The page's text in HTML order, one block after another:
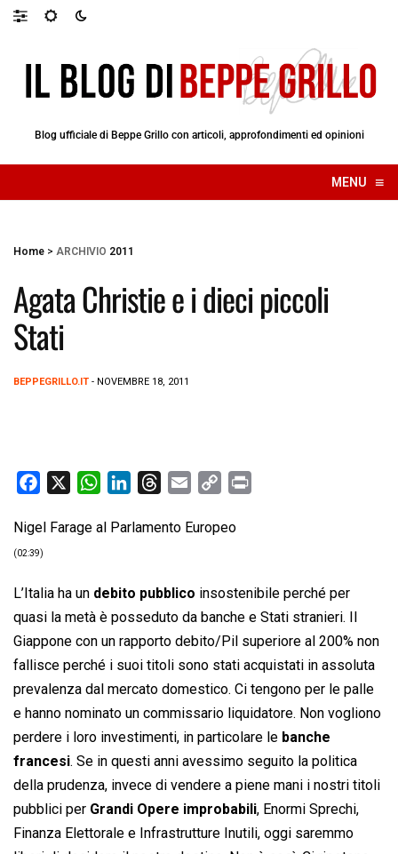
Blog ufficiale di Beppe Grillo con articoli, approfondimenti ed opinioni
MENU ≡
☰
Home > ARCHIVIO 2011
Agata Christie e i dieci piccoli
Stati
BEPPEGRILLO.IT - NOVEMBRE 18, 2011
c
e
o
o
k
W
a
A
p
p
n
d
I
n
r
d
s
a
p
i
n
k
Nigel Farage al Parlamento Europeo
(02:39)
L’Italia ha un debito pubblico insostenibile perché per
quasi la metà è posseduto da banche e Stati stranieri. Il
Giappone con un rapporto debito/Pil superiore al 200% non
fallisce perché i suoi titoli sono stati acquistati in assoluta
prevalenza dal mercato domestico. Ci tengono per le palle
e hanno nominato un commissario liquidatore. Non vogliono
perdere i loro investimenti, in particolare le banche
francesi. Se in questi anni avessimo seguito la politica
della prudenza, invece di vendere a piene mani i nostri titoli
pubblici per Grandi Opere improbabili, Enormi Sprechi,
Finanza Elettorale e Infrastrutture Inutili, oggi saremmo